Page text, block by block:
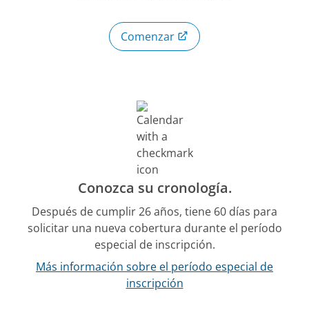
Comenzar
Conozca su cronología.
Después de cumplir 26 años, tiene 60 días para
solicitar una nueva cobertura durante el período
especial de inscripción.
Más información sobre el período especial de
inscripción